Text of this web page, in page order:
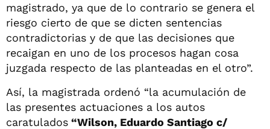
magistrado, ya que de lo contrario se genera el
riesgo cierto de que se dicten sentencias
contradictorias y de que las decisiones que
recaigan en uno de los procesos hagan cosa
juzgada respecto de las planteadas en el otro”.
Así, la magistrada ordenó “la acumulación de
las presentes actuaciones a los autos
caratulados “Wilson, Eduardo Santiago c/